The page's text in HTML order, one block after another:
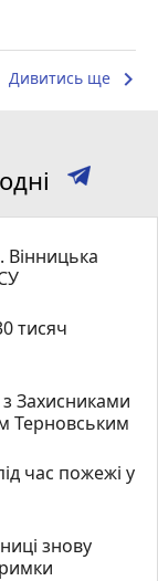
Дивитись ще keyboard_arrow_right
Вінницька
тисяч
Захисниками
Терновським
час пожежі у
знову